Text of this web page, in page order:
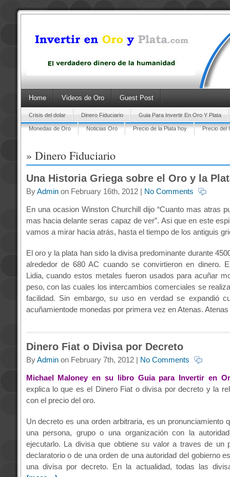
Home Videos de Oro Guest Post
Crisis del dolar Dinero Fiduciario Guia Para Invertir En Oro Y Plata
Monedas de Oro Noticias Oro Precio de la Plata hoy Precio del
» Dinero Fiduciario
Una Historia Griega sobre el Oro y la
ByAdminon February 16th, 2012 | No Comments
En una ocasion Winston Churchill dijo “Cuanto mas atras
mas hacia delante seras capaz de ver”. Asi que en este
vamos a mirar hacia atrás, hasta el tiempo de los antiguis
El oro y la plata han sido la divisa predominante durante
alrededor de 680 AC cuando se convirtieron en dinero.
Lidia, cuando estos metales fueron usados para acuñar
peso, con las cuales los intercambios comerciales se
facilidad. Sin embargo, su uso en verdad se expandió
acuñamientode monedas por primera vez en Atenas.
Dinero Fiat o Divisa por Decreto
ByAdminon February 7th, 2012 | No Comments
Michael Maloney en su libro Guia para Invertir en
explica lo que es el Dinero Fiat o divisa por decreto y la
con el precio del oro.
Un decreto es una orden arbitraria, es un pronunciamiento
una persona, grupo o una organización con la
ejecutarlo. La divisa que obtiene su valor a traves de un
declaratorio o de una orden de una autoridad del gobierno
una divisa por decreto. En la actualidad, todas las